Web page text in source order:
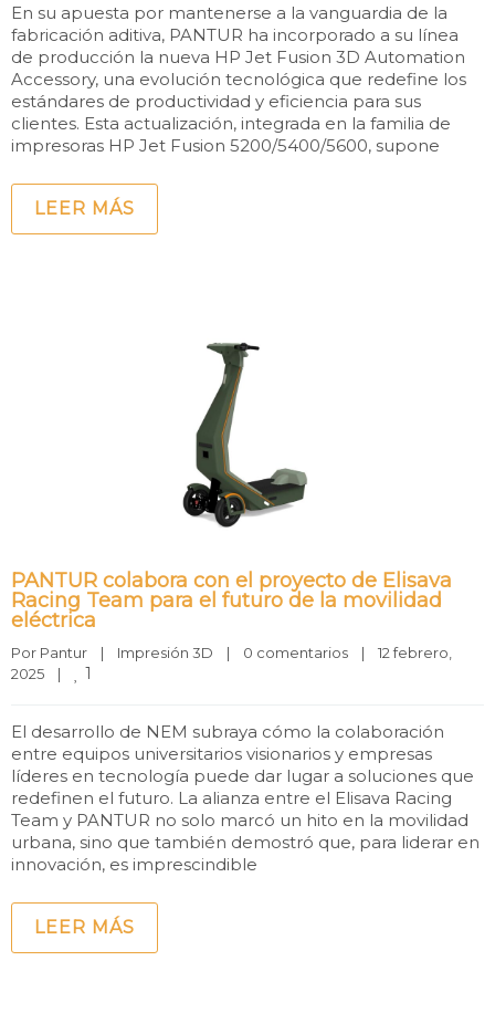
En su apuesta por mantenerse a la vanguardia de la
fabricación aditiva, PANTUR ha incorporado a su línea
de producción la nueva HP Jet Fusion 3D Automation
Accessory, una evolución tecnológica que redefine los
estándares de productividad y eficiencia para sus
clientes. Esta actualización, integrada en la familia de
impresoras HP Jet Fusion 5200/5400/5600, supone
LEER MÁS
PANTUR colabora con el proyecto de Elisava
Racing Team para el futuro de la movilidad
eléctrica
Por Pantur | Impresión 3D | 0 comentarios |
12 febrero,
2025 | 1
El desarrollo de NEM subraya cómo la colaboración
entre equipos universitarios visionarios y empresas
líderes en tecnología puede dar lugar a soluciones que
redefinen el futuro. La alianza entre el Elisava Racing
Team y PANTUR no solo marcó un hito en la movilidad
urbana, sino que también demostró que, para liderar en
innovación, es imprescindible
LEER MÁS